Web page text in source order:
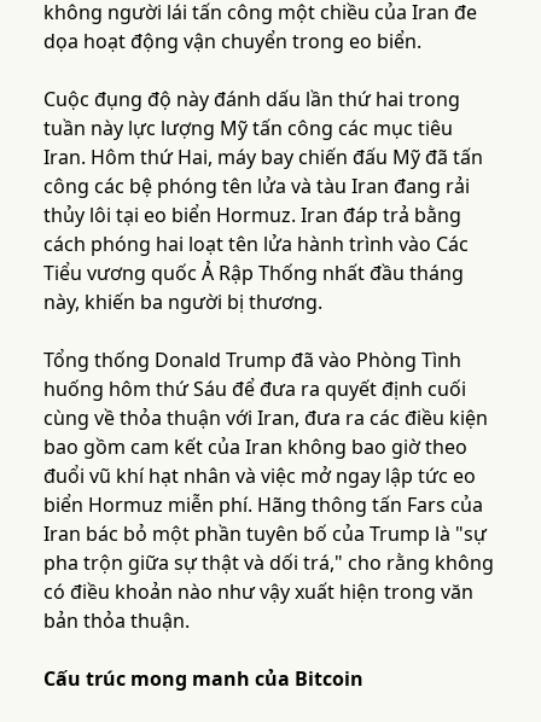
không người lái tấn công một chiều của Iran đe
dọa hoạt động vận chuyển trong eo biển.
Cuộc đụng độ này đánh dấu lần thứ hai trong
tuần này lực lượng Mỹ tấn công các mục tiêu
Iran. Hôm thứ Hai, máy bay chiến đấu Mỹ đã tấn
công các bệ phóng tên lửa và tàu Iran đang rải
thủy lôi tại eo biển Hormuz. Iran đáp trả bằng
cách phóng hai loạt tên lửa hành trình vào Các
Tiểu vương quốc Ả Rập Thống nhất đầu tháng
này, khiến ba người bị thương.
Tổng thống Donald Trump đã vào Phòng Tình
huống hôm thứ Sáu để đưa ra quyết định cuối
cùng về thỏa thuận với Iran, đưa ra các điều kiện
bao gồm cam kết của Iran không bao giờ theo
đuổi vũ khí hạt nhân và việc mở ngay lập tức eo
biển Hormuz miễn phí. Hãng thông tấn Fars của
Iran bác bỏ một phần tuyên bố của Trump là "sự
pha trộn giữa sự thật và dối trá," cho rằng không
có điều khoản nào như vậy xuất hiện trong văn
bản thỏa thuận.
Cấu trúc mong manh của Bitcoin